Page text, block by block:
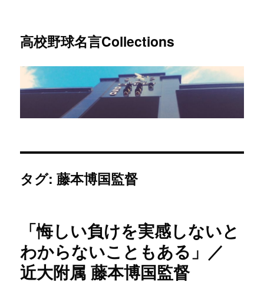
高校野球名言Collections
タグ: 藤本博国監督
「悔しい負けを実感しないと
わからないこともある」／
近大附属 藤本博国監督